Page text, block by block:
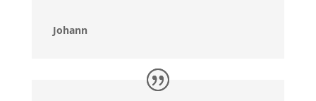
Johann